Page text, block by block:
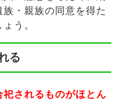
・親族の同意を得た
う。
る
祀されるものがほとん